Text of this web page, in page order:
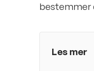
bestemmer
Les mer